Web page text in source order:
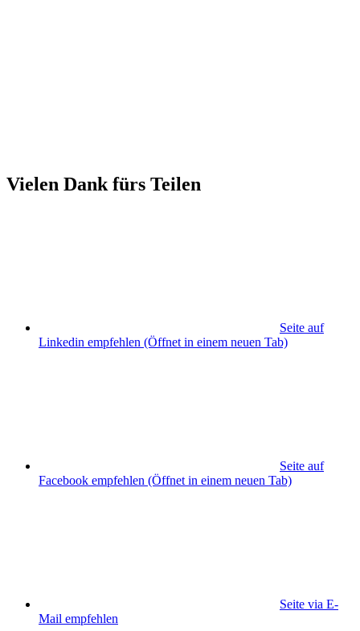
Vielen Dank fürs Teilen
Seite auf
Linkedin empfehlen (Öffnet in einem neuen Tab)
Seite auf
Facebook empfehlen (Öffnet in einem neuen Tab)
Seite via E-
Mail empfehlen